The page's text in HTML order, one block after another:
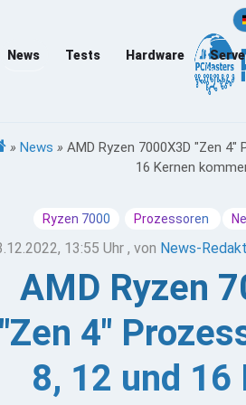
News Tests Hardware
» News » AMD Ryzen 7000X3D "Zen
16 Kernen
Ryzen 7000 Prozessoren
13:55 Uhr , von News-
AMD Ryzen
4"
8, 12 und 16